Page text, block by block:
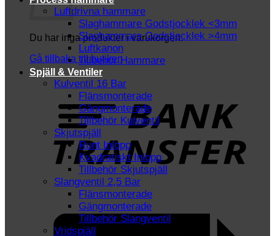
Du har inga produkter i varukorgen.
Gå tillbaka till butiken
Luftdrivna hammare
Slaghammare Godstjocklek <3mm
Slaghammare Godstjocklek >4mm
Luftkanon
Tillbehör Hammare
Spjäll & Ventiler
Kulventil 16 Bar
Flänsmonterade
Gängmonterade
Tillbehör Kulventil
Skjutspjäll
Runt Inlopp
Kvadratiskt Inlopp
Tillbehör Skjutspjäll
Slangventil 2,5 Bar
Flänsmonterade
Gängmonterade
Tillbehör Slangventil
Vridspjäll